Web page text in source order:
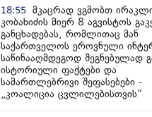
18:55 მკაცრად ვგმობთ
კობახიძის მიერ 8 აგვისტოს
განცხადებას, რომლითაც მან
საქართველოს ეროვნული
საწინააღმდეგოდ შეგნებულად
ისტორიული ფაქტები და
სამართლებრივი შეფასებები -
„კოალიცია ცვლილებისთვის“